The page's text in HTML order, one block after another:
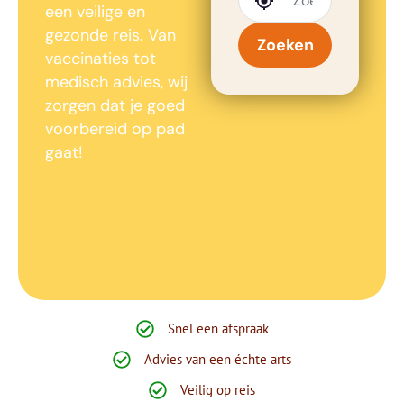
een veilige en
gezonde reis. Van
vaccinaties tot
medisch advies, wij
zorgen dat je goed
voorbereid op pad
gaat!
Zoeken
Snel een afspraak
Advies van een échte arts
Veilig op reis